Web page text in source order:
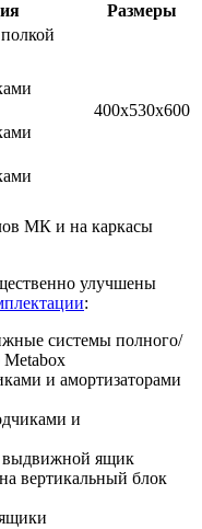
Размеры
400х530х600
МК и на каркасы
улучшены
:
системы полного/
и амортизаторами
и
выдвижной ящик
вертикальный блок